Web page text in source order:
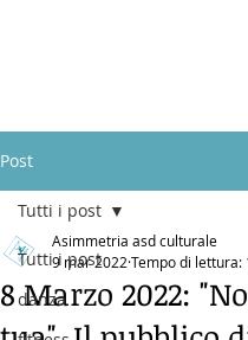
Post
Tutti i post
danza
Tutti i post
8 Marzo 2022:
Asimmetria asd culturale
9 mar 2022 Tempo di lettura: